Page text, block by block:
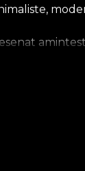
la sine,
de
unui tablou